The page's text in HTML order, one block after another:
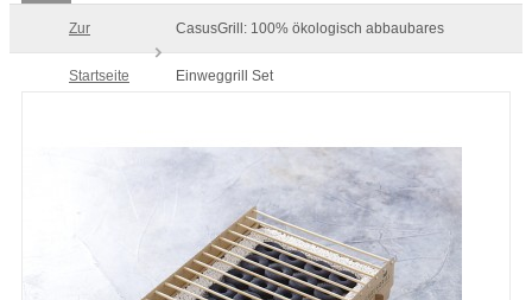
Zur
Startseite
CasusGrill: 100% ökologisch abbaubares
Einweggrill Set